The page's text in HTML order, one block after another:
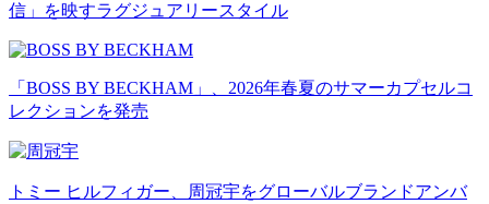
信」を映すラグジュアリースタイル
「BOSS BY BECKHAM」、2026年春夏のサマーカプセルコ
レクションを発売
トミー ヒルフィガー、周冠宇をグローバルブランドアンバ